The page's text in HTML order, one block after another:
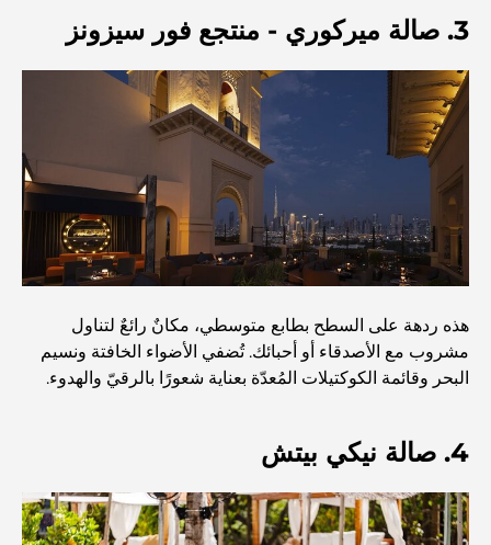
أفضل المدارس في دبي مارينا: دليل مناسب للعائلات
مطاعم في دبي هيلز: أفضل أماكن تناول الطعام في مركز متنامٍ
أفضل ملاعب الجولف للبطولات في دبي
المجتمعات السكنية المطلة على الواجهة البحرية في دبي: حياة
فاخرة على شاطئ البحر
أفضل البنوك في دبي للمقيمين الأجانب: دليل مصرفي شامل
أغلى دولة في العالم: تصنيف عالمي لتكاليف المعيشة
3. صالة ميركوري - منتجع فور سيزونز
هذه ردهة على السطح بطابع متوسطي، مكانٌ رائعٌ لتناول
مشروب مع الأصدقاء أو أحبائك. تُضفي الأضواء الخافتة ونسيم
البحر وقائمة الكوكتيلات المُعدّة بعناية شعورًا بالرقيّ والهدوء.
4. صالة نيكي بيتش